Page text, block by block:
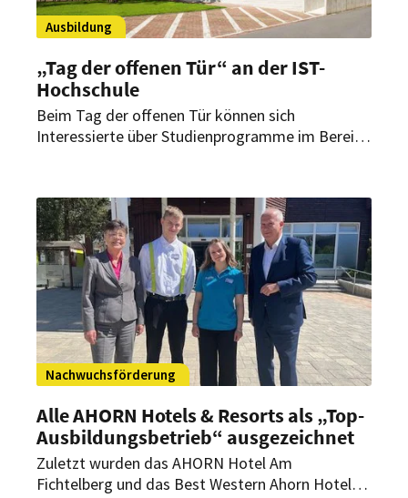
Ausbildung
„Tag der offenen Tür“ an der IST-
Hochschule
Beim Tag der offenen Tür können sich
Interessierte über Studienprogramme im Bereich
Studiengänge „Bachelor Hotel Management“,
„Bachelor Tourismus Management“ und
„Bachelor Hotel- und Tourismusmarketing“.
Nachwuchsförderung
Alle AHORN Hotels & Resorts als „Top-
Ausbildungsbetrieb“ ausgezeichnet
Zuletzt wurden das AHORN Hotel Am
Fichtelberg und das Best Western Ahorn Hotel